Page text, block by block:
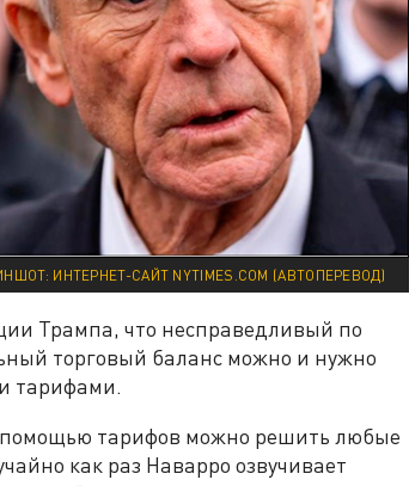
ИНТЕРНЕТ-САЙТ NYTIMES.COM (АВТОПЕРЕВОД)
Трампа, что несправедливый по
торговый баланс можно и нужно
тарифами.
тарифов можно решить любые
как раз Наварро озвучивает